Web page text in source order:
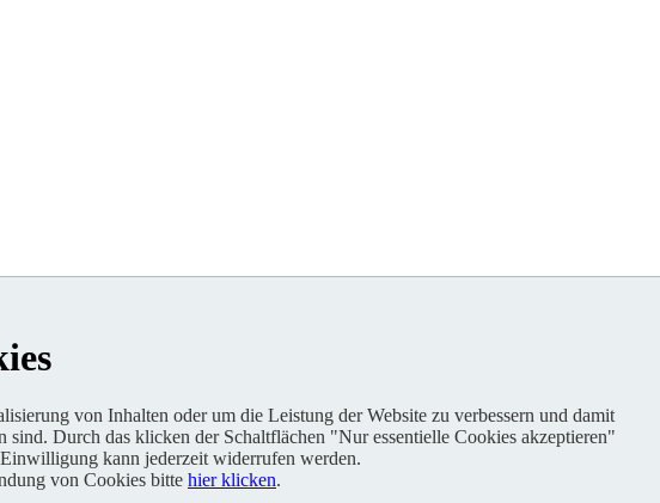
von Inhalten oder um die Leistung der Website zu verbessern und damit
Durch das klicken der Schaltflächen "Nur essentielle Cookies akzeptieren"
kann jederzeit widerrufen werden.
von Cookies bitte hier klicken.